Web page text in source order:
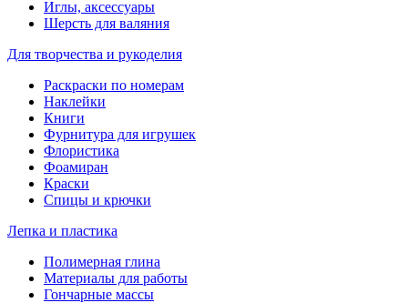
Иглы, аксессуары
Шерсть для валяния
Для творчества и рукоделия
Раскраски по номерам
Наклейки
Книги
Фурнитура для игрушек
Флористика
Фоамиран
Краски
Спицы и крючки
Лепка и пластика
Полимерная глина
Материалы для работы
Гончарные массы